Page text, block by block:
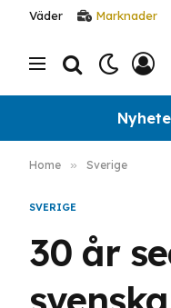
Väder Marknader
Home » Sverige
SVERIGE
30 år